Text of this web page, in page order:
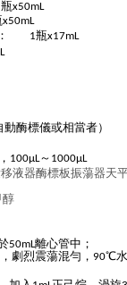
瓶x50mL
x50mL
1瓶x17mL
動酶標儀或相當者）
100μL～1000μL
液器酶標板振蕩器天
醇
50mL離心管中；
劇烈震蕩混勻， 90℃